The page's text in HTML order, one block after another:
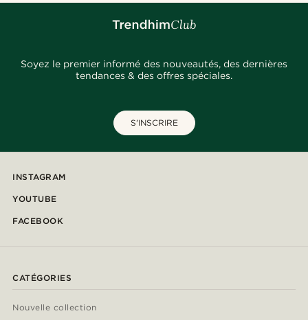
Soyez le premier informé des nouveautés, des dernières
tendances & des offres spéciales.
S'INSCRIRE
INSTAGRAM
YOUTUBE
FACEBOOK
CATÉGORIES
Nouvelle collection